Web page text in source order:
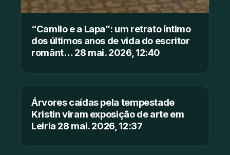
“Camilo e a Lapa”: um retrato íntimo
dos últimos anos de vida do escritor
românt… 28 mai. 2026, 12:40
Árvores caídas pela tempestade
Kristin viram exposição de arte em
Leiria 28 mai. 2026, 12:37